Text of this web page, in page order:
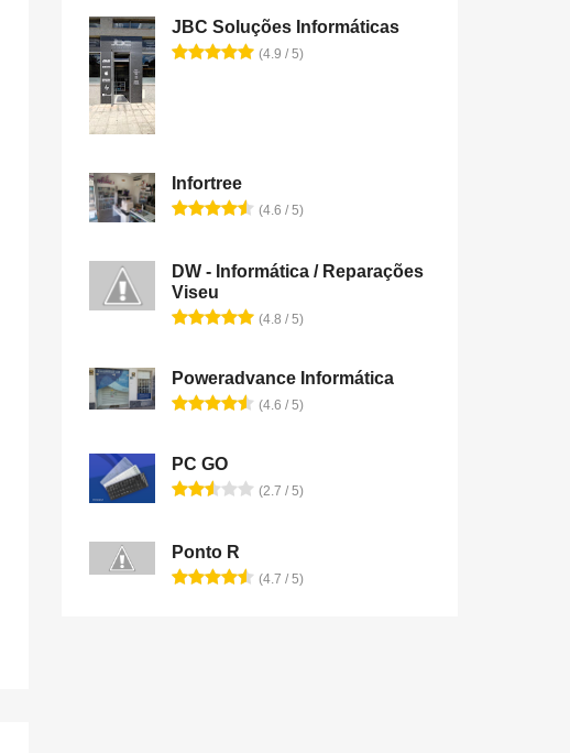
JBC Soluções Informáticas
(4.9 / 5)
Infortree
(4.6 / 5)
DW - Informática / Reparações
Viseu
(4.8 / 5)
Poweradvance Informática
(4.6 / 5)
PC GO
(2.7 / 5)
Ponto R
(4.7 / 5)